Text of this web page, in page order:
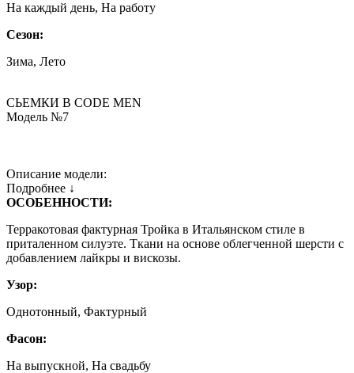
На каждый день, На работу
Сезон:
Зима, Лето
СЬЕМКИ В СODE MEN
Модель №7
Описание модели:
Подробнее ↓
ОСОБЕННОСТИ:
Терракотовая фактурная Тройка в Итальянском стиле в
приталенном силуэте. Ткани на основе облегченной шерсти с
добавлением лайкры и вискозы.
Узор:
Однотонный, Фактурный
Фасон:
На выпускной, На свадьбу